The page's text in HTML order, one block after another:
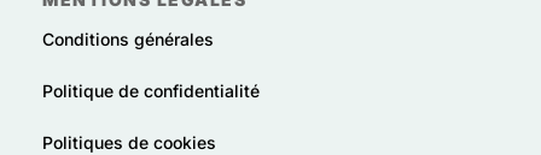
Conditions générales
Politique de confidentialité
Politiques de cookies